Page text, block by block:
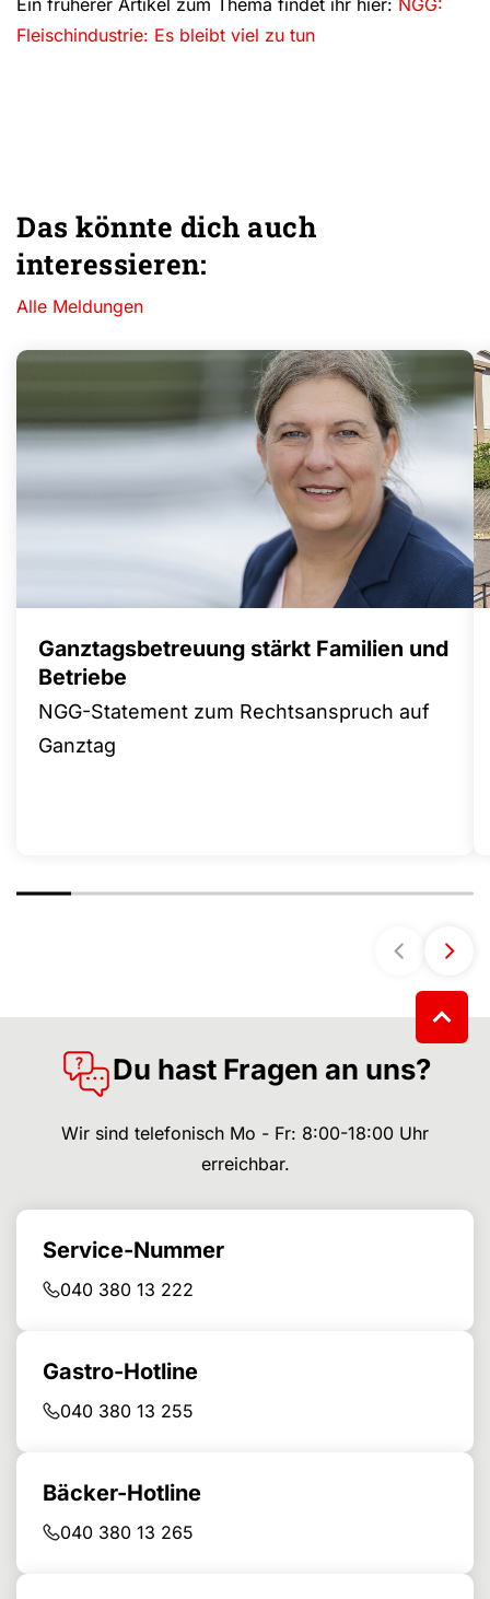
Ein früherer Artikel zum Thema findet ihr hier: NGG:
Fleischindustrie: Es bleibt viel zu tun
Das könnte dich auch
interessieren:
Alle Meldungen
Ganztagsbetreuung stärkt Familien und
Betriebe
NGG-Statement zum Rechtsanspruch auf
Ganztag
Du hast Fragen an uns?
Wir sind telefonisch Mo - Fr: 8:00-18:00 Uhr
erreichbar.
Service-Nummer
040 380 13 222
Gastro-Hotline
040 380 13 255
Bäcker-Hotline
040 380 13 265